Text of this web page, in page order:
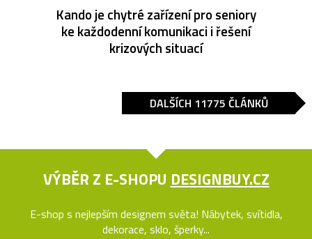
Kando je chytré zařízení pro seniory
ke každodenní komunikaci i řešení
krizových situací
DALŠÍCH 11775 ČLÁNKŮ
VÝBĚR Z E-SHOPU DESIGNBUY.CZ
E-shop s nejlepším designem světa! Nábytek, svítidla,
dekorace, sklo, šperky...